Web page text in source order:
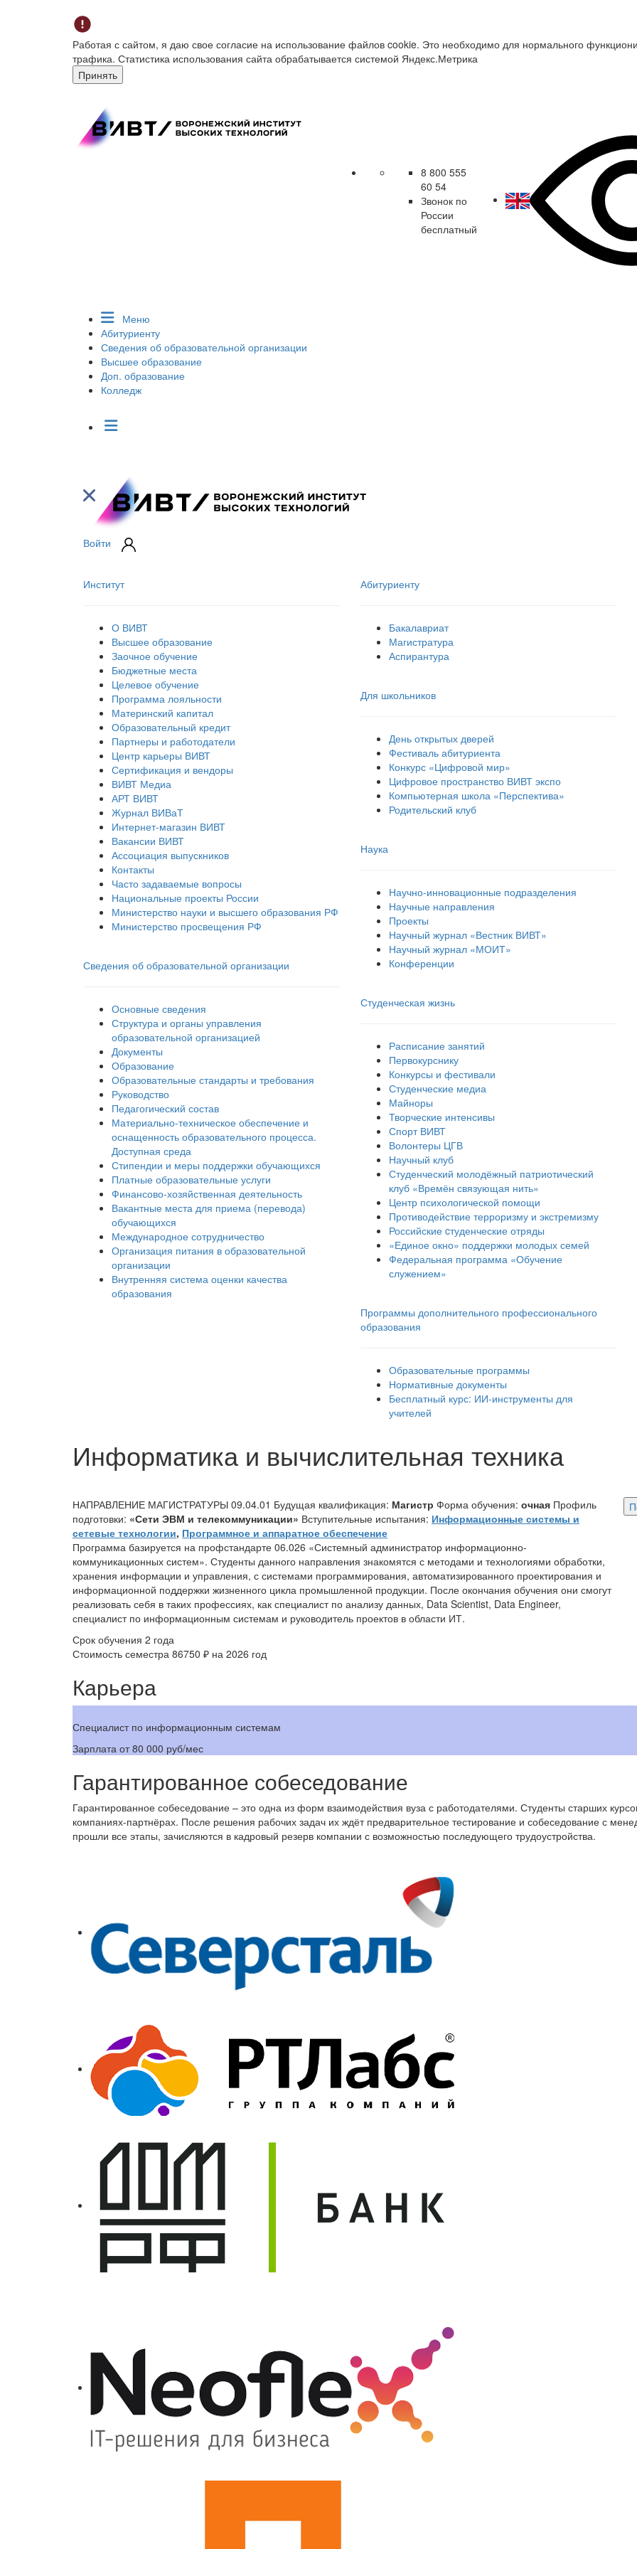
Работая с сайтом, я даю свое согласие на использование файлов cookie. Это необходимо для нормального
трафика. Статистика использования сайта обрабатывается системой Яндекс.Метрика
Принять
8 800 555
60 54
Звонок по
России
бесплатный
Меню
Абитуриенту
Сведения об образовательной организации
Высшее образование
Доп. образование
Колледж
Войти
Институт
О ВИВТ
Высшее образование
Заочное обучение
Бюджетные места
Целевое обучение
Программа лояльности
Материнский капитал
Образовательный кредит
Партнеры и работодатели
Центр карьеры ВИВТ
Сертификация и вендоры
ВИВТ Медиа
АРТ ВИВТ
Журнал ВИВаТ
Интернет-магазин ВИВТ
Вакансии ВИВТ
Ассоциация выпускников
Контакты
Часто задаваемые вопросы
Национальные проекты России
Министерство науки и высшего образования РФ
Министерство просвещения РФ
Сведения об образовательной организации
Основные сведения
Структура и органы управления
образовательной организацией
Документы
Образование
Образовательные стандарты и требования
Руководство
Педагогический состав
Материально-техническое обеспечение и
оснащенность образовательного процесса.
Доступная среда
Стипендии и меры поддержки обучающихся
Платные образовательные услуги
Финансово-хозяйственная деятельность
Вакантные места для приема (перевода)
обучающихся
Международное сотрудничество
Организация питания в образовательной
организации
Внутренняя система оценки качества
образования
Абитуриенту
Бакалавриат
Магистратура
Аспирантура
Для школьников
День открытых дверей
Фестиваль абитуриента
Конкурс «Цифровой мир»
Цифровое пространство ВИВТ экспо
Компьютерная школа «Перспектива»
Родительский клуб
Наука
Научно-инновационные подразделения
Научные направления
Проекты
Научный журнал «Вестник ВИВТ»
Научный журнал «МОИТ»
Конференции
Студенческая жизнь
Расписание занятий
Первокурснику
Конкурсы и фестивали
Студенческие медиа
Майноры
Творческие интенсивы
Спорт ВИВТ
Волонтеры ЦГВ
Научный клуб
Студенческий молодёжный патриотический
клуб «Времён связующая нить»
Центр психологической помощи
Противодействие терроризму и экстремизму
Российские cтуденческие отряды
«Единое окно» поддержки молодых семей
Федеральная программа «Обучение
служением»
Программы дополнительного профессионального
образования
Образовательные программы
Нормативные документы
Бесплатный курс: ИИ‑инструменты для
учителей
Информатика и вычислительная техника
НАПРАВЛЕНИЕ МАГИСТРАТУРЫ 09.04.01 Будущая квалификация: Магистр Форма обучения: очная Профиль
подготовки: «Сети ЭВМ и телекоммуникации» Вступительные испытания: Информационные системы и
сетевые технологии, Программное и аппаратное обеспечение
Программа базируется на профстандарте 06.026 «Системный администратор информационно-
коммуникационных систем». Студенты данного направления знакомятся с методами и технологиями обработки,
хранения информации и управления, с системами программирования, автоматизированного проектирования и
информационной поддержки жизненного цикла промышленной продукции. После окончания обучения они смогут
реализовать себя в таких профессиях, как специалист по анализу данных, Data Scientist, Data Engineer,
специалист по информационным системам и руководитель проектов в области ИТ.
Срок обучения 2 года
Стоимость семестра 86750 ₽ на 2026 год
Карьера
Специалист по информационным системам
Зарплата от 80 000 руб/мес
Гарантированное собеседование
Гарантированное собеседование – это одна из форм взаимодействия вуза с работодателями. Студенты старших
компаниях-партнёрах. После решения рабочих задач их ждёт предварительное тестирование и собеседование с
прошли все этапы, зачисляются в кадровый резерв компании с возможностью последующего трудоустройства.